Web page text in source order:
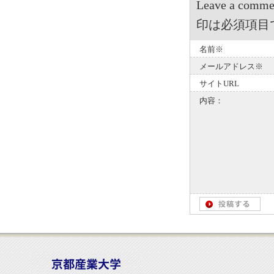
Leave a
印は必須項目
名前※
メールアドレス※
サイトURL
内容：